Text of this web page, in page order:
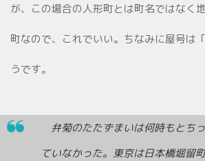
が、この場合の人形町とは町名ではなく
町なので、これでいい。ちなみに屋号は
うです。
弁菊のたたずまいは何時もとち
ていなかった。東京は日本橋堀留